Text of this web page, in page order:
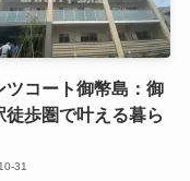
ツコート御幣島：御
徒歩圏で叶える暮ら
31